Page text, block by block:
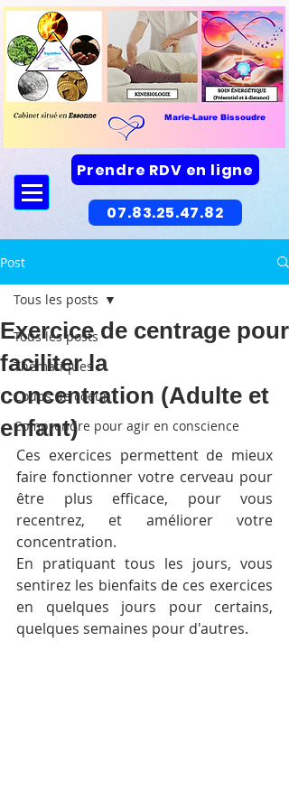
Marie-Laure Bissoudre
Prendre RDV en ligne
07.83.25.47.82
Post
Tous les posts
Thématiques
Coups de coeur
Comprendre pour agir en conscience
Tous les posts
Exercice de centrage pour
faciliter la
concentration (Adulte et
enfant)
Ces exercices permettent de mieux
faire fonctionner votre cerveau pour
être plus efficace, pour vous
recentrez, et améliorer votre
concentration.
En pratiquant tous les jours, vous
sentirez les bienfaits de ces exercices
en quelques jours pour certains,
quelques semaines pour d'autres.